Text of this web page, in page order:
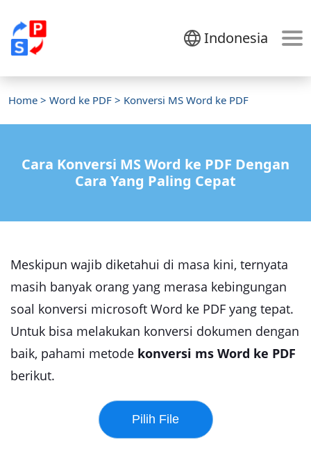
Indonesia
Home > Word ke PDF > Konversi MS Word ke PDF
Cara Konversi MS Word ke PDF Dengan
Cara Yang Paling Cepat
Meskipun wajib diketahui di masa kini, ternyata
masih banyak orang yang merasa kebingungan
soal konversi microsoft Word ke PDF yang tepat.
Untuk bisa melakukan konversi dokumen dengan
baik, pahami metode konversi ms Word ke PDF
berikut.